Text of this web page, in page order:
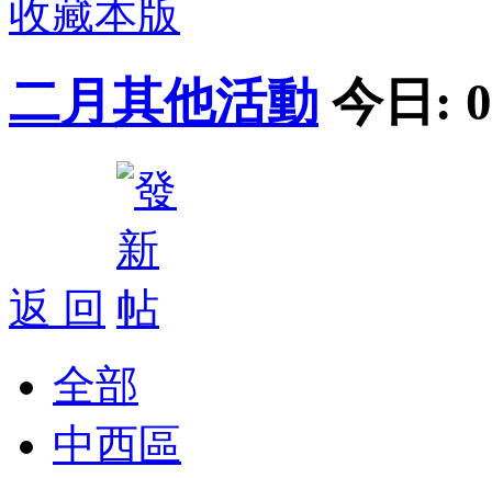
收藏本版
二月其他活動 今日: 0
返 回
全部
中西區